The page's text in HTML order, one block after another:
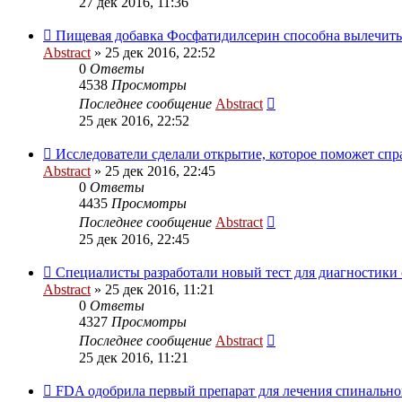
Пищевая добавка Фосфатидилсерин способна вылечить
Abstract » 25 дек 2016, 22:52
0 Ответы
4538 Просмотры
Последнее сообщение Abstract
25 дек 2016, 22:52
Исследователи сделали открытие, которое поможет
Abstract » 25 дек 2016, 22:45
0 Ответы
4435 Просмотры
Последнее сообщение Abstract
25 дек 2016, 22:45
Специалисты разработали новый тест для диагностики
Abstract » 25 дек 2016, 11:21
0 Ответы
4327 Просмотры
Последнее сообщение Abstract
25 дек 2016, 11:21
FDA одобрила первый препарат для лечения